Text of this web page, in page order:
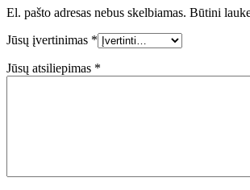
El. pašto adresas nebus skelbiamas. Būtini
Jūsų įvertinimas *
Jūsų atsiliepimas *